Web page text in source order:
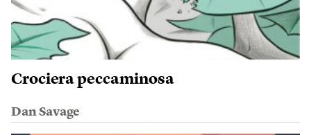
Crociera peccaminosa
Dan Savage